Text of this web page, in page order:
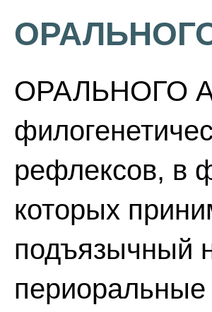
ОРАЛЬНОГО
рефлексов, в
которых
подъязычный